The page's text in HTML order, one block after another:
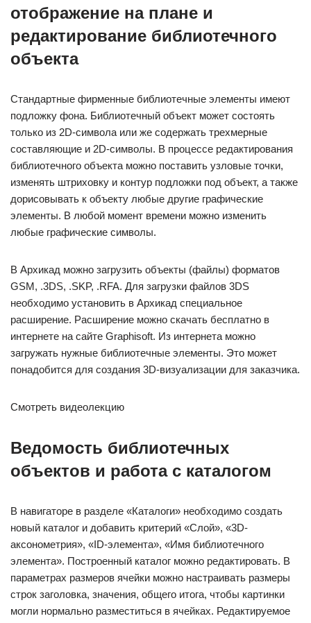
отображение на плане и
редактирование библиотечного
объекта
Стандартные фирменные библиотечные элементы имеют
подложку фона. Библиотечный объект может состоять
только из 2D-символа или же содержать трехмерные
составляющие и 2D-символы. В процессе редактирования
библиотечного объекта можно поставить узловые точки,
изменять штриховку и контур подложки под объект, а также
дорисовывать к объекту любые другие графические
элементы. В любой момент времени можно изменить
любые графические символы.
В Архикад можно загрузить объекты (файлы) форматов
GSM, .3DS, .SKP, .RFA. Для загрузки файлов 3DS
необходимо установить в Архикад специальное
расширение. Расширение можно скачать бесплатно в
интернете на сайте Graphisoft. Из интернета можно
загружать нужные библиотечные элементы. Это может
понадобится для создания 3D-визуализации для заказчика.
Смотреть видеолекцию
Ведомость библиотечных
объектов и работа с каталогом
В навигаторе в разделе «Каталоги» необходимо создать
новый каталог и добавить критерий «Слой», «3D-
аксонометрия», «ID-элемента», «Имя библиотечного
элемента». Построенный каталог можно редактировать. В
параметрах размеров ячейки можно настраивать размеры
строк заголовка, значения, общего итога, чтобы картинки
могли нормально разместиться в ячейках. Редактируемое